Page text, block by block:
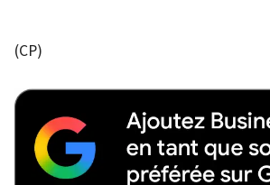
(CP)